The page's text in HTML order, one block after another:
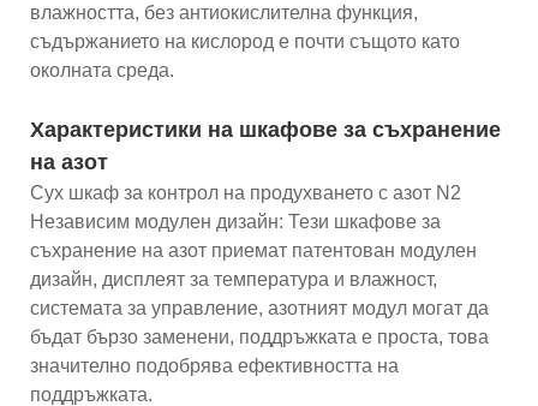
влажността, без антиокислителна функция,
съдържанието на кислород е почти същото като
околната среда.
Характеристики на шкафове за съхранение
на азот
Сух шкаф за контрол на продухването с азот N2
Независим модулен дизайн: Тези шкафове за
съхранение на азот приемат патентован модулен
дизайн, дисплеят за температура и влажност,
системата за управление, азотният модул могат да
бъдат бързо заменени, поддръжката е проста, това
значително подобрява ефективността на
поддръжката.